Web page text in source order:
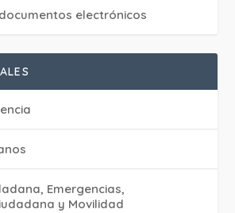
electrónicos
Emergencias,
y Movilidad